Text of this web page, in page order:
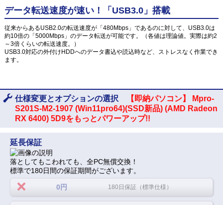
データ転送速度が速い！「USB3.0」搭載
従来からあるUSB2.0の転送速度が「480Mbps」であるのに対して、USB3.0は
約10倍の「5000Mbps」のデータ転送が可能です。（各値は理論値。実際は約2
～3倍くらいの転送速度。）
USB3.0対応の外付けHDDへのデータ書込や読込時など、ストレスなく作業でき
ます。
仕様変更とオプションの選択
【即納パソコン】 Mpro-
S201S-M2-1907 (Win11pro64)(SSD新品) (AMD Radeon
RX 6400) 5D9をもっとパワーアップ!!
延長保証
落としてもこわれても、全PC無償交換！
標準で180日間の保証期間がございます。
0円 180日保証（標準仕様）